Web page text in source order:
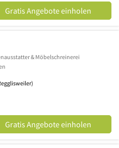
Gratis Angebote einholen
& Möbelschreinerei
Gratis Angebote einholen